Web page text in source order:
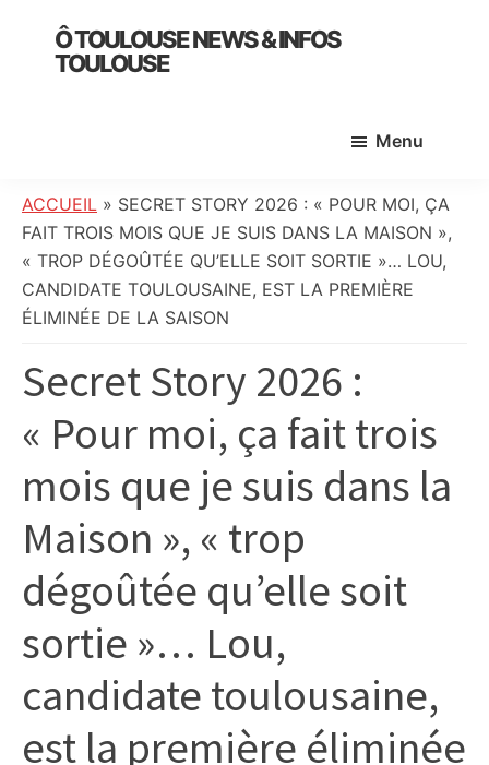
primary
Ô TOULOUSE NEWS & INFOS
TOULOUSE
:
info
locale,
société,
culture,
météo,
faits
divers
initiatives
citoyennes
Menu
ACCUEIL » SECRET STORY 2026 : « POUR MOI, ÇA
FAIT TROIS MOIS QUE JE SUIS DANS LA MAISON »,
« TROP DÉGOÛTÉE QU’ELLE SOIT SORTIE »… LOU,
CANDIDATE TOULOUSAINE, EST LA PREMIÈRE
ÉLIMINÉE DE LA SAISON
Secret Story 2026 :
« Pour moi, ça fait trois
mois que je suis dans la
Maison », « trop
dégoûtée qu’elle soit
sortie »… Lou,
candidate toulousaine,
est la première éliminée